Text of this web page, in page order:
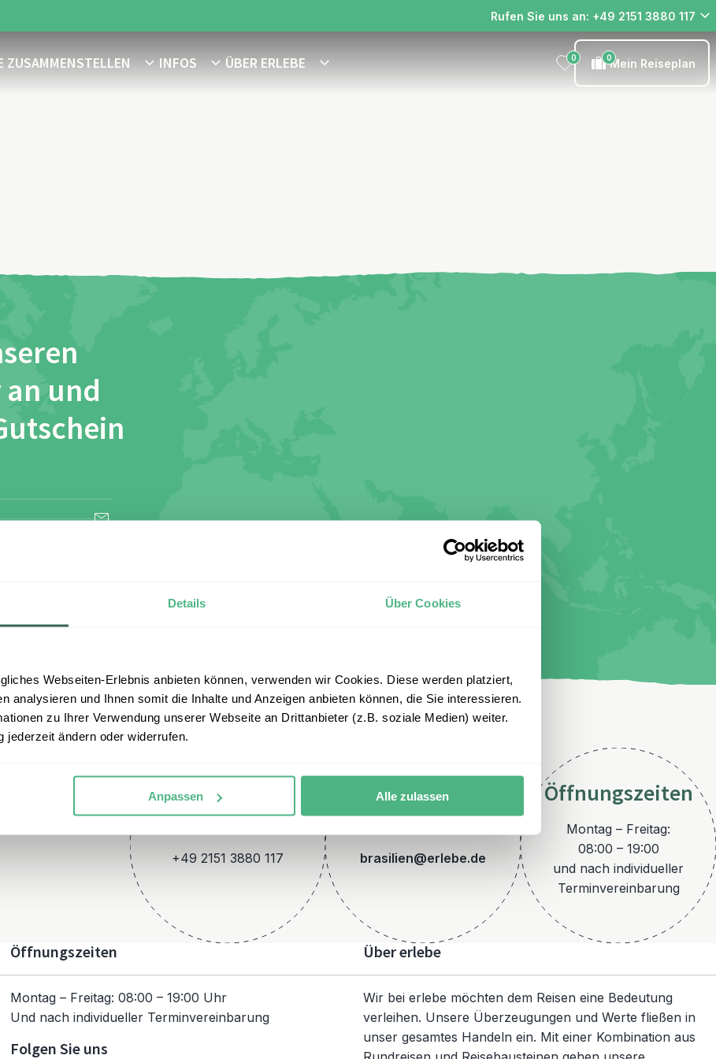
Details Über Cookies
Webseiten-Erlebnis anbieten können, verwenden wir Cookies. Diese werden platziert,
analysieren und Ihnen somit die Inhalte und Anzeigen anbieten können, die Sie interessieren.
zu Ihrer Verwendung unserer Webseite an Drittanbieter (z.B. soziale Medien) weiter.
jederzeit ändern oder widerrufen.
Anpassen Alle zulassen
Rufen Sie uns an: +49 2151 3880 117
ZUSAMMENSTELLEN INFOS ÜBER ERLEBE 0 0Mein Reiseplan
und
Telefon
+49 2151 3880 117
E-Mail
brasilien@erlebe.de
Öffnungszeiten
Montag – Freitag:
08:00 – 19:00
und nach individueller
Terminvereinbarung
Öffnungszeiten
Montag – Freitag: 08:00 – 19:00 Uhr
Und nach individueller Terminvereinbarung
Folgen Sie uns
Über erlebe
Wir bei erlebe möchten dem Reisen eine Bedeutung
verleihen. Unsere Überzeugungen und Werte fließen in
unser gesamtes Handeln ein. Mit einer Kombination aus